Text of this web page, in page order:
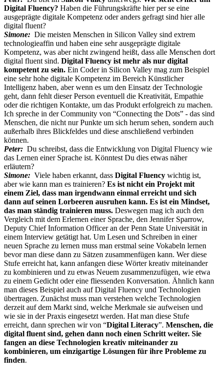
Digital Fluency? Haben die Führungskräfte hier per se eine
ausgeprägte digitale Kompetenz oder anders gefragt sind hier alle
digital fluent?
Simone: Die meisten Menschen in Silicon Valley sind extrem
technologieaffin und haben eine sehr ausgeprägte digitale
Kompetenz, was aber nicht zwingend heißt, dass alle Menschen dort
digital fluent sind. Digital Fluency ist mehr als nur digital
kompetent zu sein. Ein Coder in Silicon Valley mag zum Beispiel
eine sehr hohe digitale Kompetenz im Bereich Künstlicher
Intelligenz haben, aber wenn es um den Einsatz der Technologie
geht, dann fehlt dieser Person eventuell die Kreativität, Empathie
oder die richtigen Kontakte, um das Produkt erfolgreich zu machen.
Ich spreche in der Community von “Connecting the Dots” - das sind
Menschen, die nicht nur Punkte um sich herum sehen, sondern auch
außerhalb ihres Blickfeldes und diese anschließend verbinden
können.
Peter: Du schreibst, dass die Entwicklung von Digital Fluency wie
das Lernen einer Sprache ist. Könntest Du dies etwas näher
erläutern?
Simone: Viele haben erkannt, dass Digital Fluency wichtig ist,
aber wie kann man es trainieren? Es ist nicht ein Projekt mit
einem Ziel, dass man irgendwann einmal erreicht und sich
dann auf seinen Lorbeeren ausruhen kann. Es ist ein Mindset,
das man ständig trainieren muss. Deswegen mag ich auch den
Vergleich mit dem Erlernen einer Sprache, den Jennifer Sparrow,
Deputy Chief Information Officer an der Penn State Universität in
einem Interview getätigt hat. Um Lesen und Schreiben in einer
neuen Sprache zu lernen muss man erstmal seine Vokabeln lernen
bevor man diese dann zu Sätzen zusammenfügen kann. Wer diese
Stufe erreicht hat, kann anfangen diese Wörter kreativ miteinander
zu kombinieren und zu etwas Neuem zusammenzufügen, wie etwa
zu einem Gedicht oder eine fliessenden Konversation. Ähnlich kann
man dieses Beispiel auch auf Digital Fluency und Technologien
übertragen. Zunächst muss man verstehen welche Technologien
derzeit auf dem Markt sind, welche Merkmale sie aufweisen und
wie sie in der Praxis eingesetzt werden. Hat man diese Stufe
erreicht, dann sprechen wir von “Digital Literacy”. Menschen, die
digital fluent sind, gehen dann noch einen Schritt weiter. Sie
fangen an diese Technologien kreativ miteinander zu
kombinieren, um einzigartige Lösungen für ihre Probleme zu
finden.